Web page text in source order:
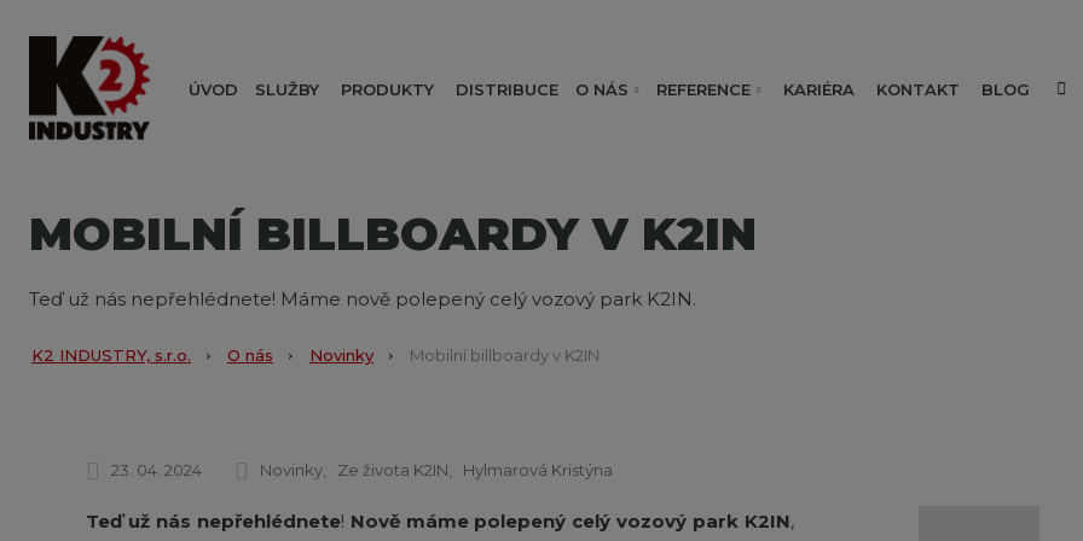
ÚVOD SLUŽBY PRODUKTY DISTRIBUCE O NÁS REFERENCE KARIÉRA KONTAKT BLOG
MOBILNÍ BILLBOARDY V K2IN
Teď už nás nepřehlédnete! Máme nově polepený celý vozový park K2IN.
K2 INDUSTRY, s.r.o. O nás Novinky Mobilní billboardy v K2IN
23. 04. 2024 Novinky Ze života K2IN Hylmarová Kristýna
Teď už nás nepřehlédnete! Nově máme polepený celý vozový park K2IN,